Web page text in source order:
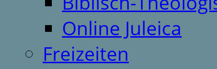
Online Juleica
Freizeiten